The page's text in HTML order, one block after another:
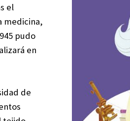
el
medicina,
pudo
en
de